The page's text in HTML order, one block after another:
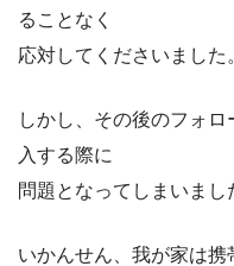
ることなく
応対してくださいました
しかし、その後のフォ
入する際に
問題となってしまいまし
いかんせん、我が家は携